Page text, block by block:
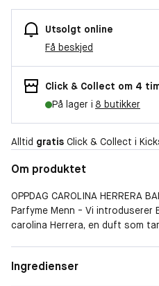
Utsolgt online
Få beskjed
Click & Collect om 4
På lager i 8 butikker
Alltid gratis Click & Collect i
Om produktet
OPPDAG CAROLINA HERRERA
Parfyme Menn - Vi introduserer
carolina Herrera, en duft som
grønn bergamott. Dette
for den sofistikerte og særegne
Ingredienser